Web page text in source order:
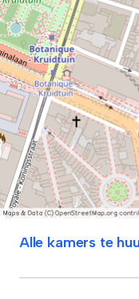
Alle kamers te